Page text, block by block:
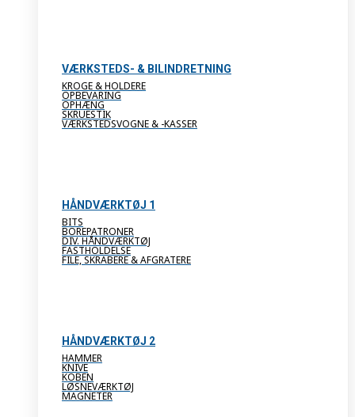
VÆRKSTEDS- & BILINDRETNING
KROGE & HOLDERE
OPBEVARING
OPHÆNG
SKRUESTIK
VÆRKSTEDSVOGNE & -KASSER
HÅNDVÆRKTØJ 1
BITS
BOREPATRONER
DIV. HÅNDVÆRKTØJ
FASTHOLDELSE
FILE, SKRABERE & AFGRATERE
HÅNDVÆRKTØJ 2
HAMMER
KNIVE
KOBEN
LØSNEVÆRKTØJ
MAGNETER